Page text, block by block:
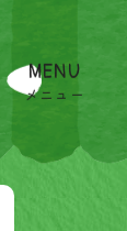
MENU
メニュー